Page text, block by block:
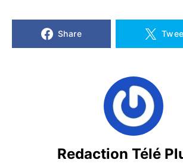
Share
Redaction Télé